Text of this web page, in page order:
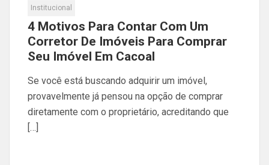
Institucional
4 Motivos Para Contar Com Um
Corretor De Imóveis Para Comprar
Seu Imóvel Em Cacoal
Se você está buscando adquirir um imóvel,
provavelmente já pensou na opção de comprar
diretamente com o proprietário, acreditando que
[…]